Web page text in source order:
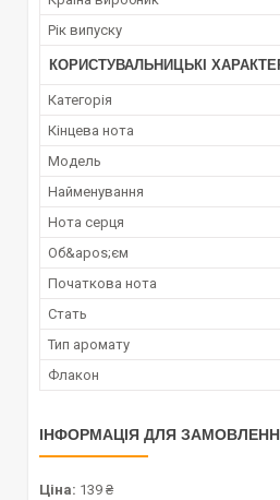
Рік випуску
КОРИСТУВАЛЬНИЦЬКІ
Категорія
Кінцева нота
Мoдель
Найменування
Нота серця
Об&apos;єм
Початкова нота
Стать
Тип аромату
Флакон
ІНФОРМАЦІЯ ДЛЯ
Ціна: 139 ₴